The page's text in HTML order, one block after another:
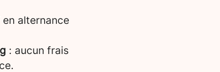
alternance
: aucun frais